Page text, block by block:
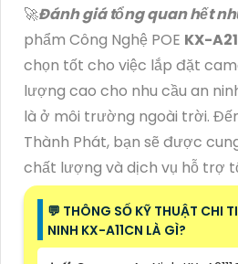
🚀Đánh giá tổng quan hết
phẩm Công Nghệ POE KX-
chọn tốt cho việc lắp đặt
lượng cao cho nhu cầu an
là ở môi trường ngoài trời.
Thành Phát, bạn sẽ được
chất lượng và dịch vụ hỗ trợ
️💬 THÔNG SỐ KỸ THUẬT CHI
NINH KX-A11CN LÀ GÌ?